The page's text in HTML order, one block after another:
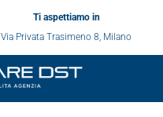
Ti aspettiamo in
Via Privata Trasimeno 8, Milano